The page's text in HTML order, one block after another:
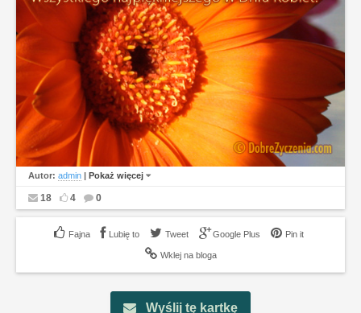
Autor: admin | Pokaż więcej
18 4 0
Lubię to Tweet Google Plus Pin it
Wklej na bloga
Wyślij tę kartkę